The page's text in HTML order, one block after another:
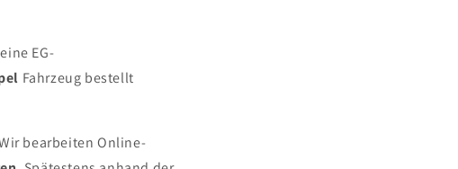
EG-
Fahrzeug bestellt
bearbeiten Online-